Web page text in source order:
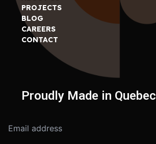
PROJECTS
BLOG
CAREERS
CONTACT
Proudly Made in Quebec